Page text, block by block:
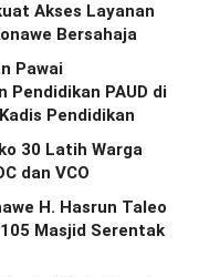
Akses Layanan
Bersahaja
Pawai
Pendidikan PAUD di
Pendidikan
30 Latih Warga
dan VCO
H. Hasrun Taleo
105 Masjid Serentak